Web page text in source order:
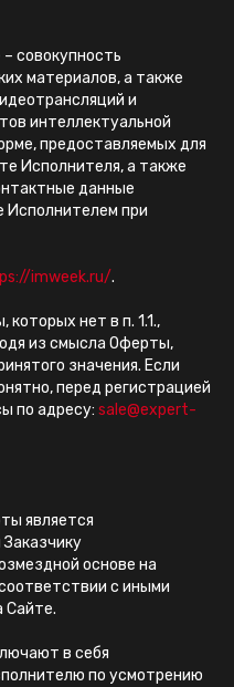
совокупность
материалов, а также
и
интеллектуальной
предоставляемых для
Исполнителя, а также
данные
Исполнителем при
imweek.ru/.
нет в п. 1.1.,
из смысла Оферты,
значения. Если
перед регистрацией
по адресу: sale@expert-
является
основе на
с иными
Сайте.
в себя
по усмотрению